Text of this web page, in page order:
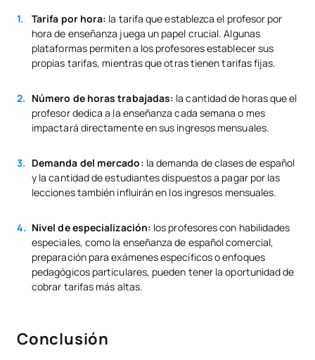
Tarifa por hora: la tarifa que establezca el profesor por
hora de enseñanza juega un papel crucial. Algunas
plataformas permiten a los profesores establecer sus
propias tarifas, mientras que otras tienen tarifas fijas.
Número de horas trabajadas: la cantidad de horas que el
profesor dedica a la enseñanza cada semana o mes
impactará directamente en sus ingresos mensuales.
Demanda del mercado: la demanda de clases de español
y la cantidad de estudiantes dispuestos a pagar por las
lecciones también influirán en los ingresos mensuales.
Nivel de especialización: los profesores con habilidades
especiales, como la enseñanza de español comercial,
preparación para exámenes específicos o enfoques
pedagógicos particulares, pueden tener la oportunidad de
cobrar tarifas más altas.
Conclusión